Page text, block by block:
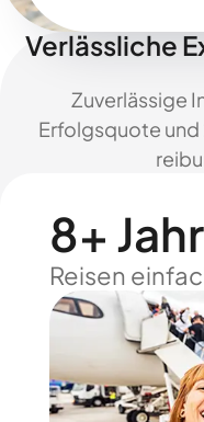
Verlässliche
Zuverlässige
Erfolgsquote
8+
Reisen